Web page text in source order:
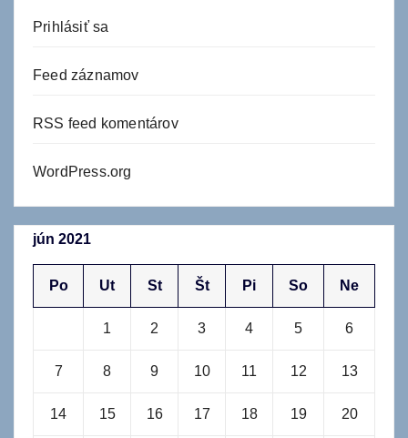
Prihlásiť sa
Feed záznamov
RSS feed komentárov
WordPress.org
jún 2021
Po Ut St Št Pi So Ne
1 2 3 4 5 6
7 8 9 10 11 12 13
14 15 16 17 18 19 20